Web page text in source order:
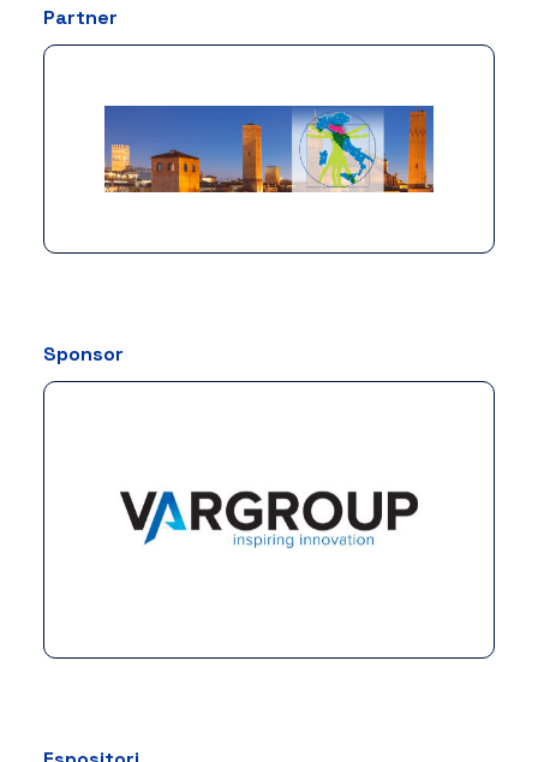
Partner
Sponsor